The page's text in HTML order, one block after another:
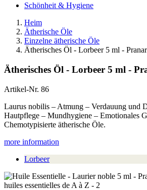
Schönheit & Hygiene
Heim
Ätherische Öle
Einzelne ätherische Öle
Ätherisches Öl - Lorbeer 5 ml -
Ätherisches Öl - Lorbeer 5 ml -
Artikel-Nr. 86
Laurus nobilis – Atmung – Verdauung und
Hautpflege – Mundhygiene – Emotionales
Chemotypisierte ätherische Öle.
more information
Lorbeer